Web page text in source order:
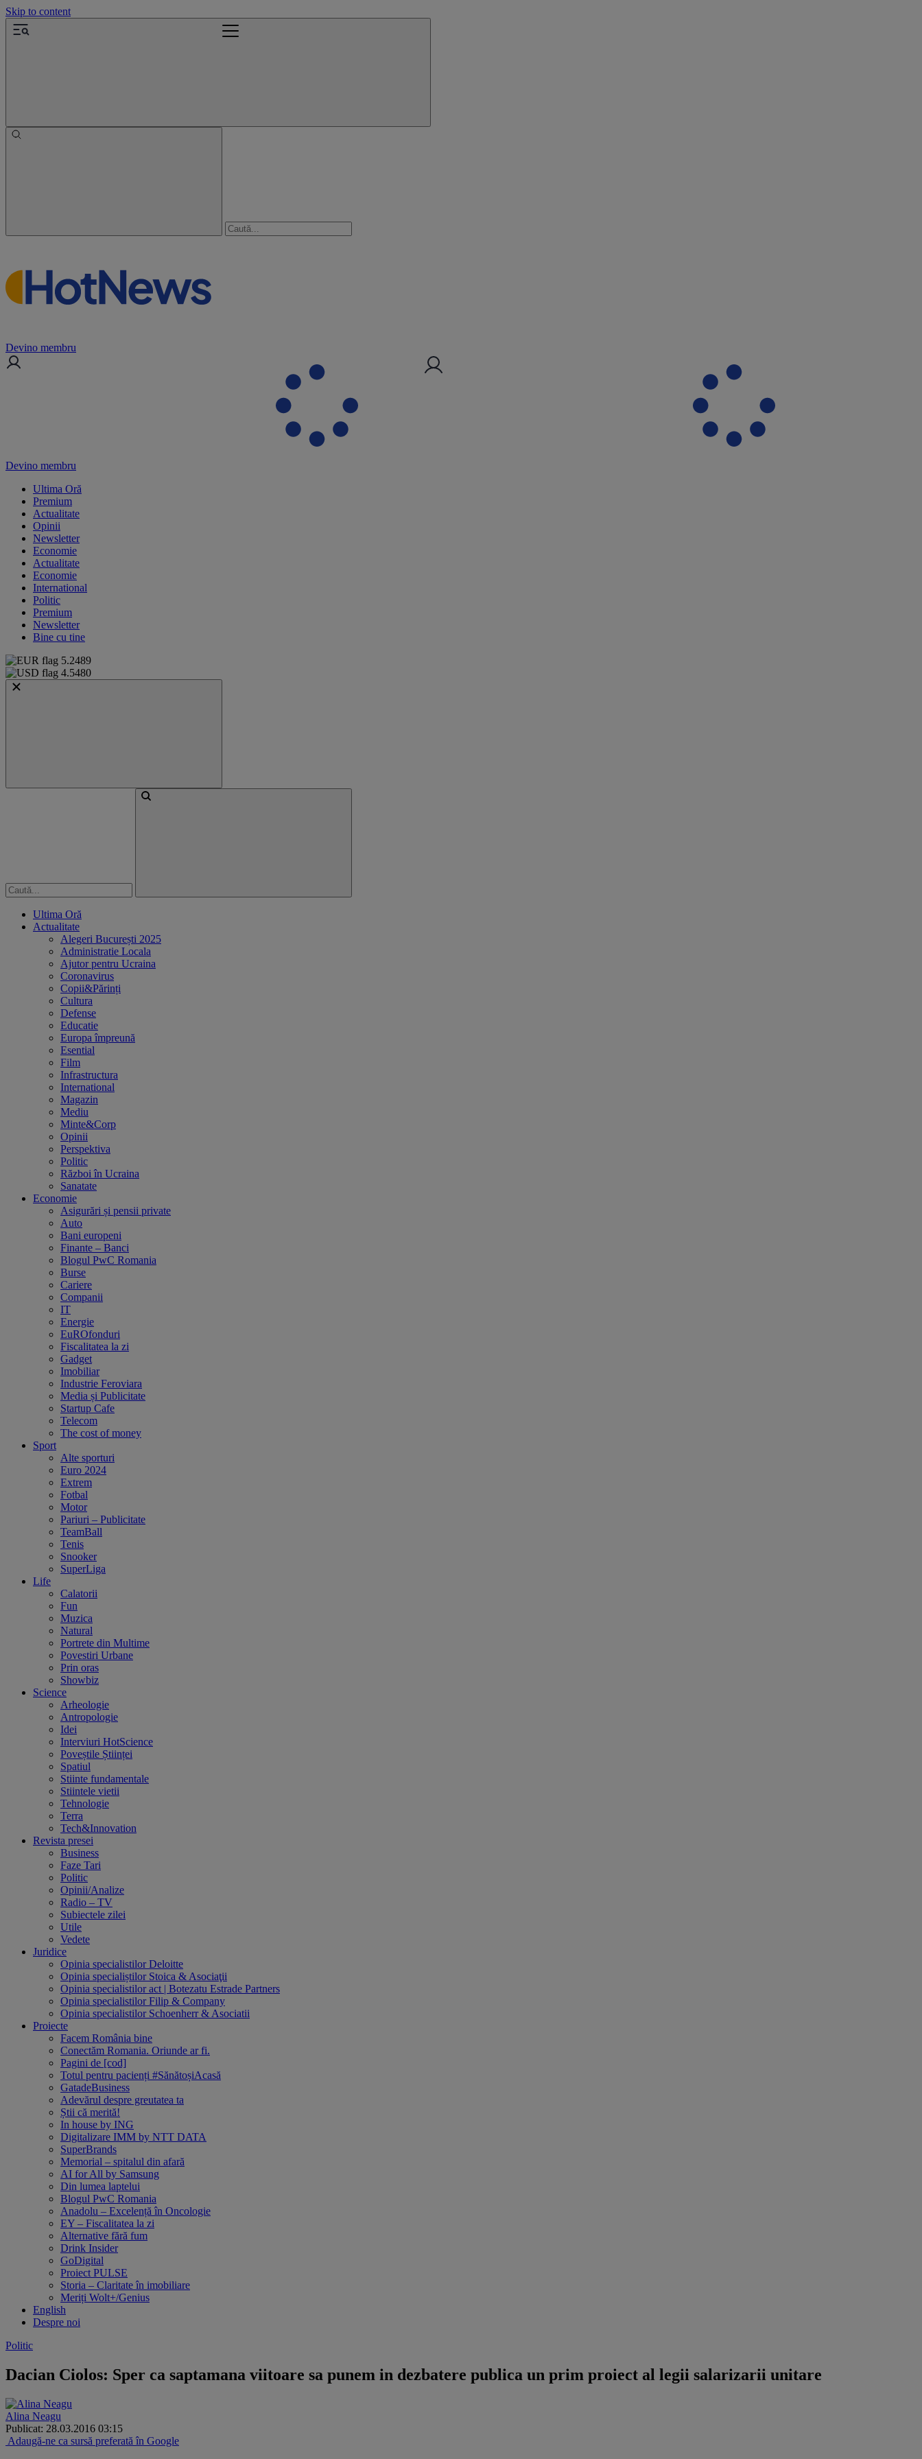
Skip to content
Devino membru
Devino membru
Ultima Oră
Premium
Actualitate
Opinii
Newsletter
Economie
Actualitate
Economie
International
Politic
Premium
Newsletter
Bine cu tine
5.2489
4.5480
Ultima Oră
Actualitate
Alegeri București 2025
Administratie Locala
Ajutor pentru Ucraina
Coronavirus
Copii&Părinți
Cultura
Defense
Educatie
Europa împreună
Esential
Film
Infrastructura
International
Magazin
Mediu
Minte&Corp
Opinii
Perspektiva
Politic
Război în Ucraina
Sanatate
Economie
Asigurări și pensii private
Auto
Bani europeni
Finante – Banci
Blogul PwC Romania
Burse
Cariere
Companii
IT
Energie
EuROfonduri
Fiscalitatea la zi
Gadget
Imobiliar
Industrie Feroviara
Media și Publicitate
Startup Cafe
Telecom
The cost of money
Sport
Alte sporturi
Euro 2024
Extrem
Fotbal
Motor
Pariuri – Publicitate
TeamBall
Tenis
Snooker
SuperLiga
Life
Calatorii
Fun
Muzica
Natural
Portrete din Multime
Povestiri Urbane
Prin oras
Showbiz
Science
Arheologie
Antropologie
Idei
Interviuri HotScience
Poveștile Științei
Spatiul
Stiinte fundamentale
Stiintele vietii
Tehnologie
Terra
Tech&Innovation
Revista presei
Business
Faze Tari
Politic
Opinii/Analize
Radio – TV
Subiectele zilei
Utile
Vedete
Juridice
Opinia specialistilor Deloitte
Opinia specialiștilor Stoica & Asociaţii
Opinia specialistilor act | Botezatu Estrade Partners
Opinia specialistilor Filip & Company
Opinia specialistilor Schoenherr & Asociatii
Proiecte
Facem România bine
Conectăm Romania. Oriunde ar fi.
Pagini de [cod]
Totul pentru pacienți #SănătoșiAcasă
GatadeBusiness
Adevărul despre greutatea ta
Știi că merită!
In house by ING
Digitalizare IMM by NTT DATA
SuperBrands
Memorial – spitalul din afară
AI for All by Samsung
Din lumea laptelui
Blogul PwC Romania
Anadolu – Excelență în Oncologie
EY – Fiscalitatea la zi
Alternative fără fum
Drink Insider
GoDigital
Proiect PULSE
Storia – Claritate în imobiliare
Meriți Wolt+/Genius
English
Despre noi
Politic
Dacian Ciolos: Sper ca saptamana viitoare sa punem in dezbatere publica un prim proiect al legii salarizarii unitare
Alina Neagu
Publicat: 28.03.2016 03:15
Adaugă-ne ca sursă preferată în Google